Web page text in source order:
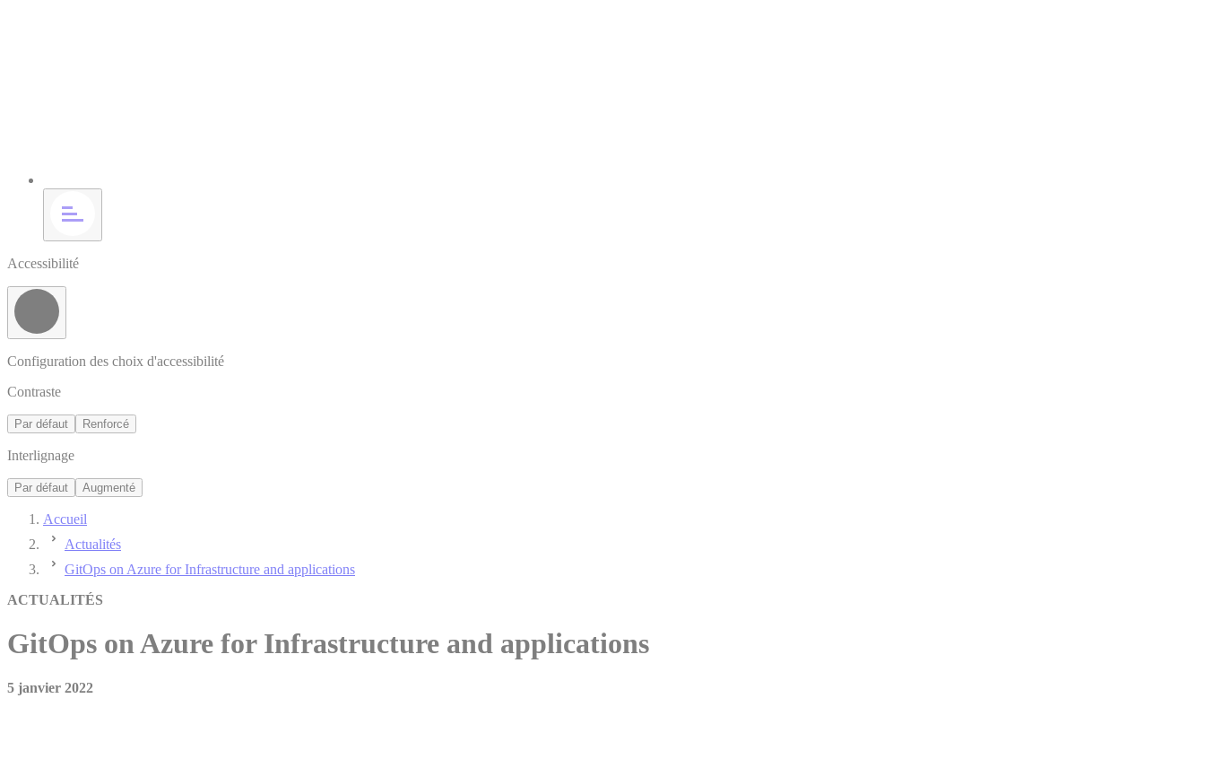
Accessibilité
Configuration des choix d'accessibilité
Contraste
Par défaut Renforcé
Interlignage
Par défaut Augmenté
Accueil
Actualités
GitOps on Azure for Infrastructure and applications
ACTUALITÉS
GitOps on Azure for Infrastructure and applications
5 janvier 2022